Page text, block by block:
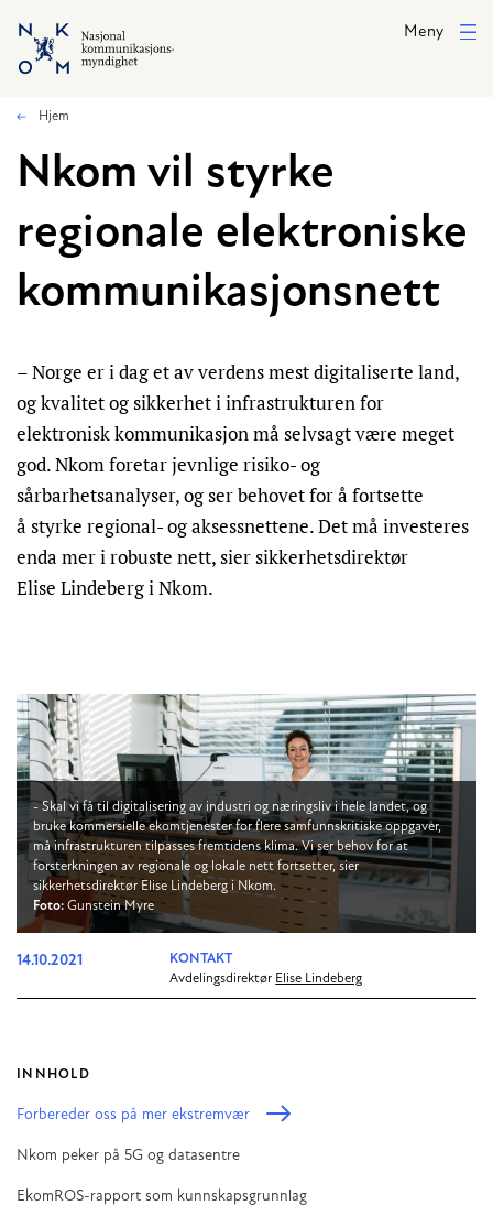
Hopp til hovedinnhold
Meny
Hjem
Nkom vil styrke
regionale elektroniske
kommunikasjonsnett
– Norge er i dag et av verdens mest digitaliserte land,
og kvalitet og sikkerhet i infrastrukturen for
elektronisk kommunikasjon må selvsagt være meget
god. Nkom foretar jevnlige risiko- og
sårbarhetsanalyser, og ser behovet for å fortsette
å styrke regional- og aksessnettene. Det må investeres
enda mer i robuste nett, sier sikkerhetsdirektør
Elise Lindeberg i Nkom.
- Skal vi få til digitalisering av industri og næringsliv i hele landet, og
bruke kommersielle ekomtjenester for flere samfunnskritiske oppgaver,
må infrastrukturen tilpasses fremtidens klima. Vi ser behov for at
forsterkningen av regionale og lokale nett fortsetter, sier
sikkerhetsdirektør Elise Lindeberg i Nkom.
Foto: Gunstein Myre
14.10.2021
KONTAKT
Avdelingsdirektør Elise Lindeberg
INNHOLD
Forbereder oss på mer ekstremvær
Nkom peker på 5G og datasentre
EkomROS-rapport som kunnskapsgrunnlag